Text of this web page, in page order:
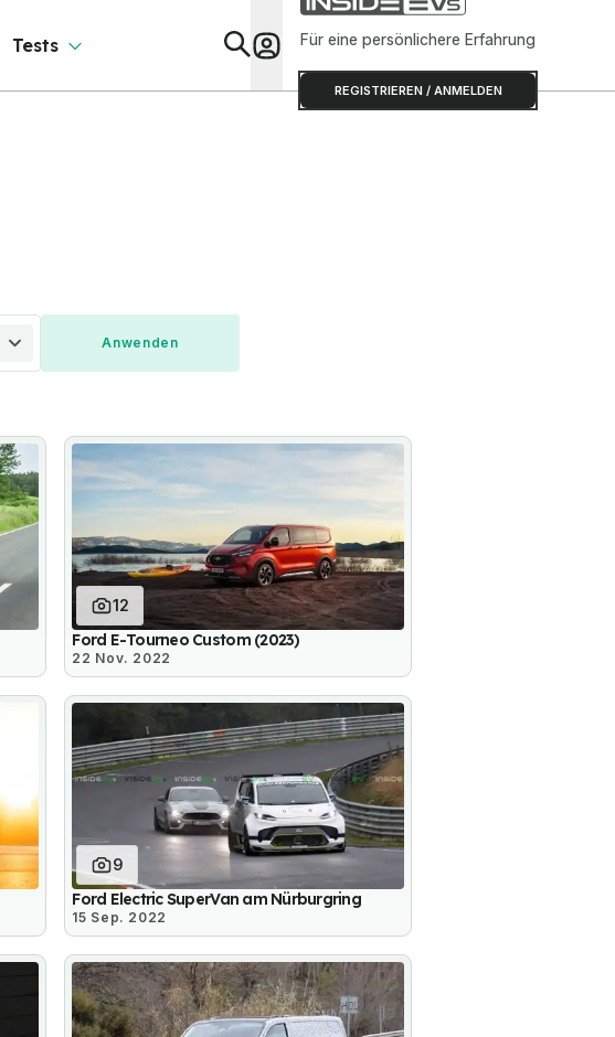
Tests Für eine persönlichere Erfahrung
REGISTRIEREN / ANMELDEN
12
Ford E-Tourneo Custom (2023)
22 Nov. 2022
9
Ford Electric SuperVan am Nürburgring
15 Sep. 2022